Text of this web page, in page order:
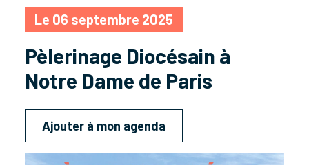
Le 06 septembre 2025
Pèlerinage Diocésain à
Notre Dame de Paris
Ajouter à mon agenda